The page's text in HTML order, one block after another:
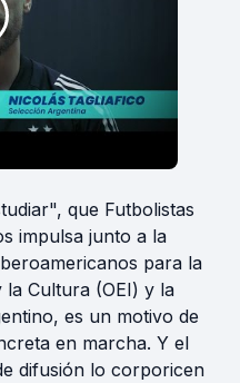
que Futbolistas
impulsa junto a la
para la
la Cultura (OEI) y la
es un motivo de
en marcha. Y el
difusión lo corporicen